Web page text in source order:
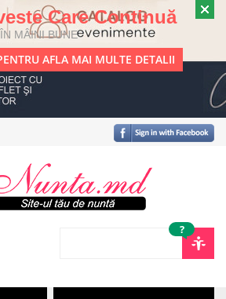
Care Continuă
MÂINI BUNE
AFLA MAI MULTE DETALII
?